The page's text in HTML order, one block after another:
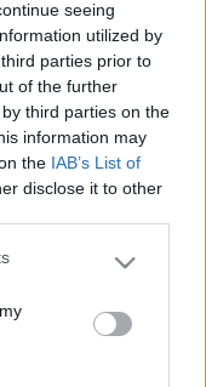
seeing
utilized by
parties prior to
of the further
third parties on the
information may
the IAB’s List of
disclose it to other
or more Google
You may click to
in below Google
gente che giudica quello
garage, perchè ti si